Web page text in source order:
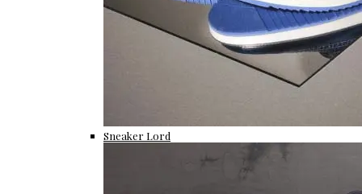
Sneaker Lord